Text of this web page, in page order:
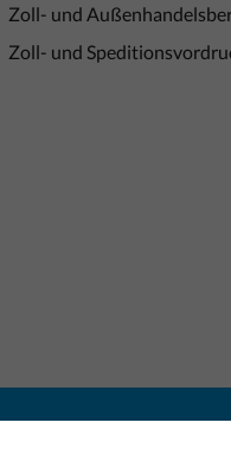
Zoll- und
Zoll- und